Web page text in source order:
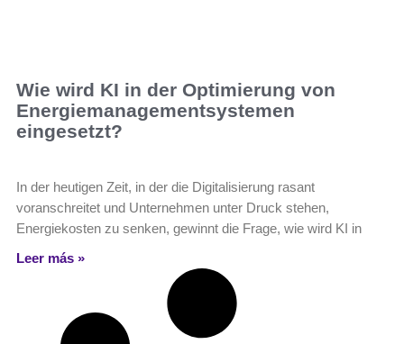
Wie wird KI in der Optimierung von
Energiemanagementsystemen
eingesetzt?
In der heutigen Zeit, in der die Digitalisierung rasant
voranschreitet und Unternehmen unter Druck stehen,
Energiekosten zu senken, gewinnt die Frage, wie wird KI in
Leer más »